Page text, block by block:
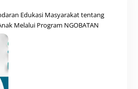
Edukasi Masyarakat tentang
Melalui Program NGOBATAN